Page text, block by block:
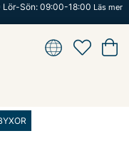
Lör-Sön: 09:00-18:00 Läs mer